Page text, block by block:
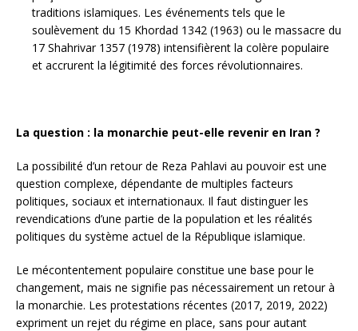
traditions islamiques. Les événements tels que le
soulèvement du 15 Khordad 1342 (1963) ou le massacre du
17 Shahrivar 1357 (1978) intensifièrent la colère populaire
et accrurent la légitimité des forces révolutionnaires.
La question : la monarchie peut-elle revenir en Iran ?
La possibilité d’un retour de Reza Pahlavi au pouvoir est une
question complexe, dépendante de multiples facteurs
politiques, sociaux et internationaux. Il faut distinguer les
revendications d’une partie de la population et les réalités
politiques du système actuel de la République islamique.
Le mécontentement populaire constitue une base pour le
changement, mais ne signifie pas nécessairement un retour à
la monarchie. Les protestations récentes (2017, 2019, 2022)
expriment un rejet du régime en place, sans pour autant